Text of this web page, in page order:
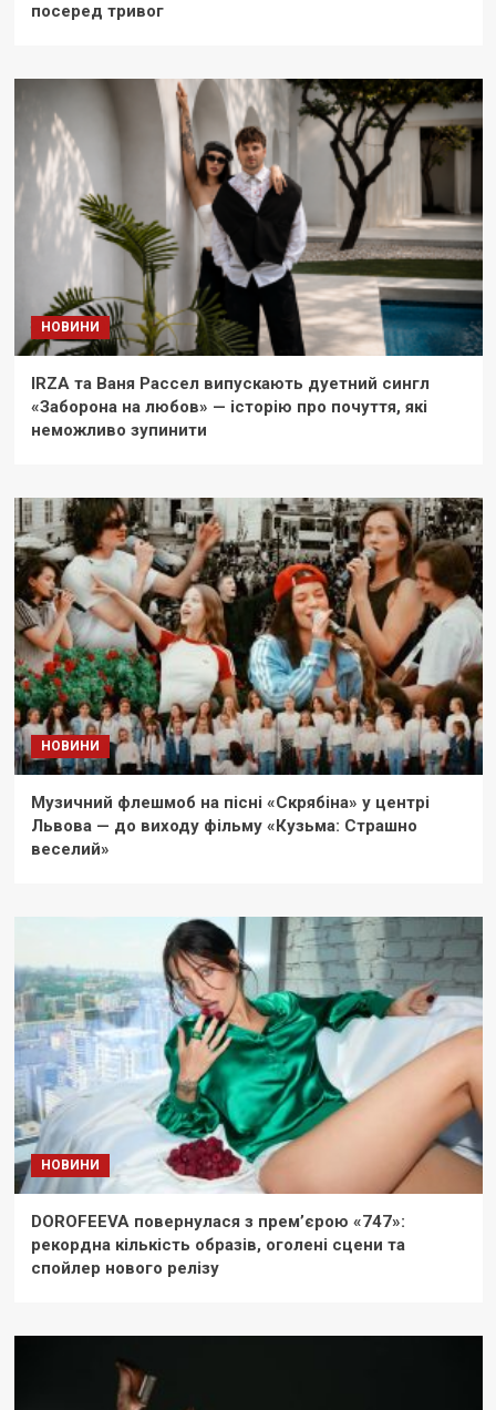
посеред тривог
НОВИНИ
IRZA та Ваня Рассел випускають дуетний сингл
«Заборона на любов» — історію про почуття, які
неможливо зупинити
НОВИНИ
Музичний флешмоб на пісні «Скрябіна» у центрі
Львова — до виходу фільму «Кузьма: Страшно
веселий»
НОВИНИ
DOROFEEVA повернулася з прем’єрою «747»:
рекордна кількість образів, оголені сцени та
спойлер нового релізу